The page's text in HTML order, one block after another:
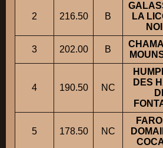
2 216.50 B
LA
3 202.00 B
4 190.50 NC
DES
5 178.50 NC